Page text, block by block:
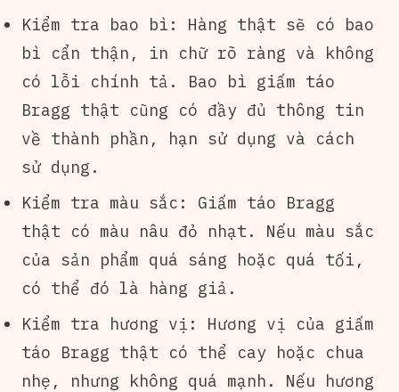
Kiểm tra bao bì: Hàng thật sẽ có bao
bì cẩn thận, in chữ rõ ràng và không
có lỗi chính tả. Bao bì giấm táo
Bragg thật cũng có đầy đủ thông tin
về thành phần, hạn sử dụng và cách
sử dụng.
Kiểm tra màu sắc: Giấm táo Bragg
thật có màu nâu đỏ nhạt. Nếu màu sắc
của sản phẩm quá sáng hoặc quá tối,
có thể đó là hàng giả.
Kiểm tra hương vị: Hương vị của giấm
táo Bragg thật có thể cay hoặc chua
nhẹ, nhưng không quá mạnh. Nếu hương